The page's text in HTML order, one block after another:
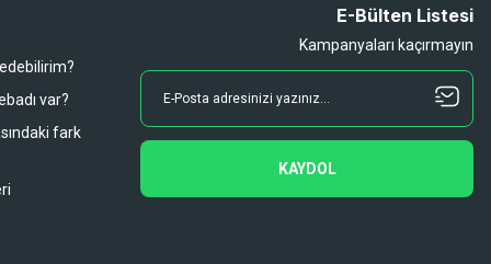
var?
fark
E-Bülten Listesi
Kampanyaları kaçırmayın
KAYDOL